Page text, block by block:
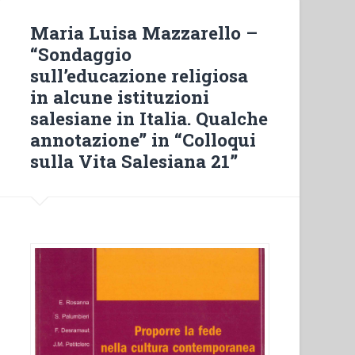
carisma
salesiano
«Assim,
em
relaçãp
a
todos,
eu
fim
ganhar
Maria Luisa Mazzarello –
“Sondaggio
sull’educazione religiosa
in alcune istituzioni
salesiane in Italia. Qualche
annotazione” in “Colloqui
sulla Vita Salesiana 21”